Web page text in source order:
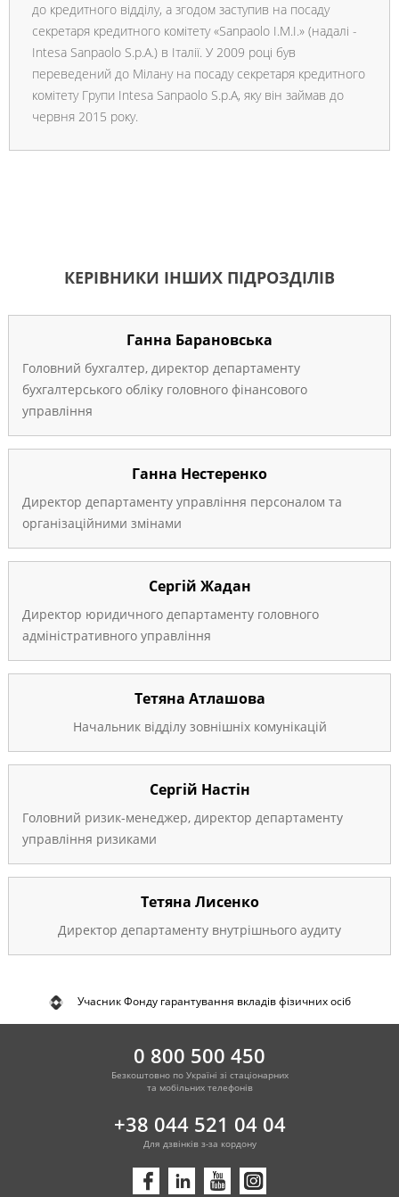
до кредитного відділу, а згодом заступив на посаду
секретаря кредитного комітету «Sanpaolo I.M.I.» (надалі -
Intesa Sanpaolo S.p.A.) в Італії. У 2009 році був
переведений до Мілану на посаду секретаря кредитного
комітету Групи Intesa Sanpaolo S.p.A, яку він займав до
червня 2015 року.
КЕРІВНИКИ ІНШИХ ПІДРОЗДІЛІВ
Ганна Барановська
Головний бухгалтер, директор департаменту
бухгалтерського обліку головного фінансового
управління
Ганна Нестеренко
Директор департаменту управління персоналом та
організаційними змінами
Сергій Жадан
Директор юридичного департаменту головного
адміністративного управління
Тетяна Атлашова
Начальник відділу зовнішніх комунікацій
Сергій Настін
Головний ризик-менеджер, директор департаменту
управління ризиками
Тетяна Лисенко
Директор департаменту внутрішнього аудиту
Учасник Фонду гарантування вкладів фізичних осіб
0 800 500 450
Безкоштовно по Україні зі стаціонарних
та мобільних телефонів
+38 044 521 04 04
Для дзвінків з-за кордону